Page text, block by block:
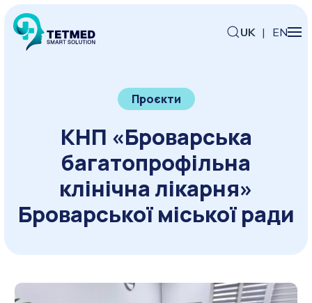
UK | EN
Проєкти
КНП «Броварська
багатопрофільна
клінічна лікарня»
Броварської міської ради